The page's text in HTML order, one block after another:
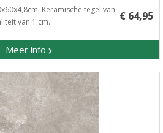
Keramische tegel van
van 1 cm..
Meer info
€ 64,95